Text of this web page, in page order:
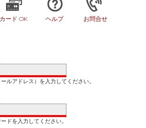
カード OK ヘルプ お問合せ